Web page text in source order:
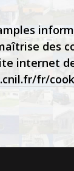
des
internet
fr/